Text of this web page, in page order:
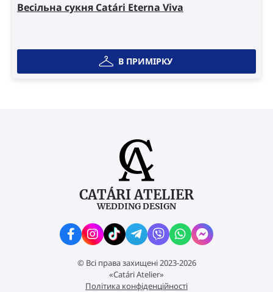
Весільна сукня Catári Eterna Viva
В ПРИМІРКУ
CATÁRI ATELIER
WEDDING DESIGN
© Всі права захищені 2023-2026
«Catári Atelier»
Політика конфіденційності